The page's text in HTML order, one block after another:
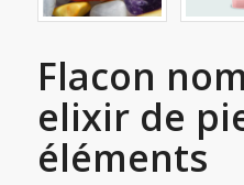
Flacon
elixir de
éléments